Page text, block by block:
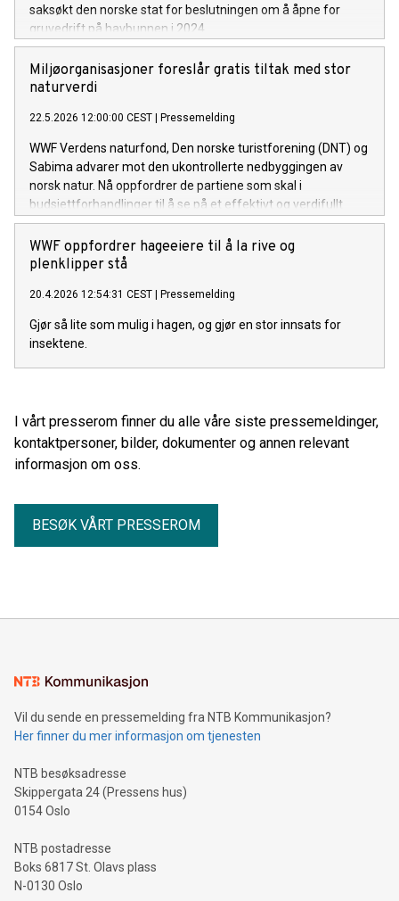
saksøkt den norske stat for beslutningen om å åpne for
gruvedrift på havbunnen i 2024.
Miljøorganisasjoner foreslår gratis tiltak med stor
naturverdi
22.5.2026 12:00:00 CEST Pressemelding
WWF Verdens naturfond, Den norske turistforening (DNT) og
Sabima advarer mot den ukontrollerte nedbyggingen av
norsk natur. Nå oppfordrer de partiene som skal i
budsjettforhandlinger til å se på et effektivt og verdifullt
tiltak.
WWF oppfordrer hageeiere til å la rive og
plenklipper stå
20.4.2026 12:54:31 CEST Pressemelding
Gjør så lite som mulig i hagen, og gjør en stor innsats for
insektene.
I vårt presserom finner du alle våre siste pressemeldinger,
kontaktpersoner, bilder, dokumenter og annen relevant
informasjon om oss.
BESØK VÅRT PRESSEROM
Vil du sende en pressemelding fra NTB Kommunikasjon?
Her finner du mer informasjon om tjenesten
NTB besøksadresse
Skippergata 24 (Pressens hus)
0154 Oslo
NTB postadresse
Boks 6817 St. Olavs plass
N-0130 Oslo